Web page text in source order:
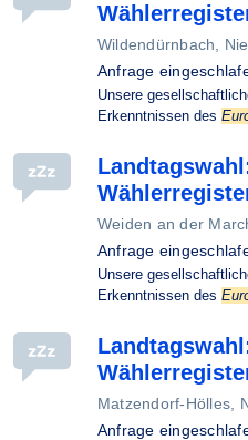
Wildendürnbach,
Anfrage
Unsere
Erkenntnissen des
Weiden an der
Anfrage
Unsere
Erkenntnissen des
Matzendorf-Hölles,
Anfrage